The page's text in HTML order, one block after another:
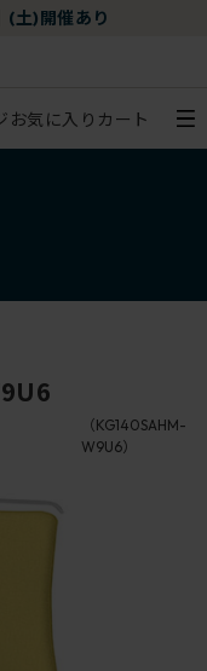
(土)開催あり
お気に入り カート
（KG140SAHM-
W9U6）